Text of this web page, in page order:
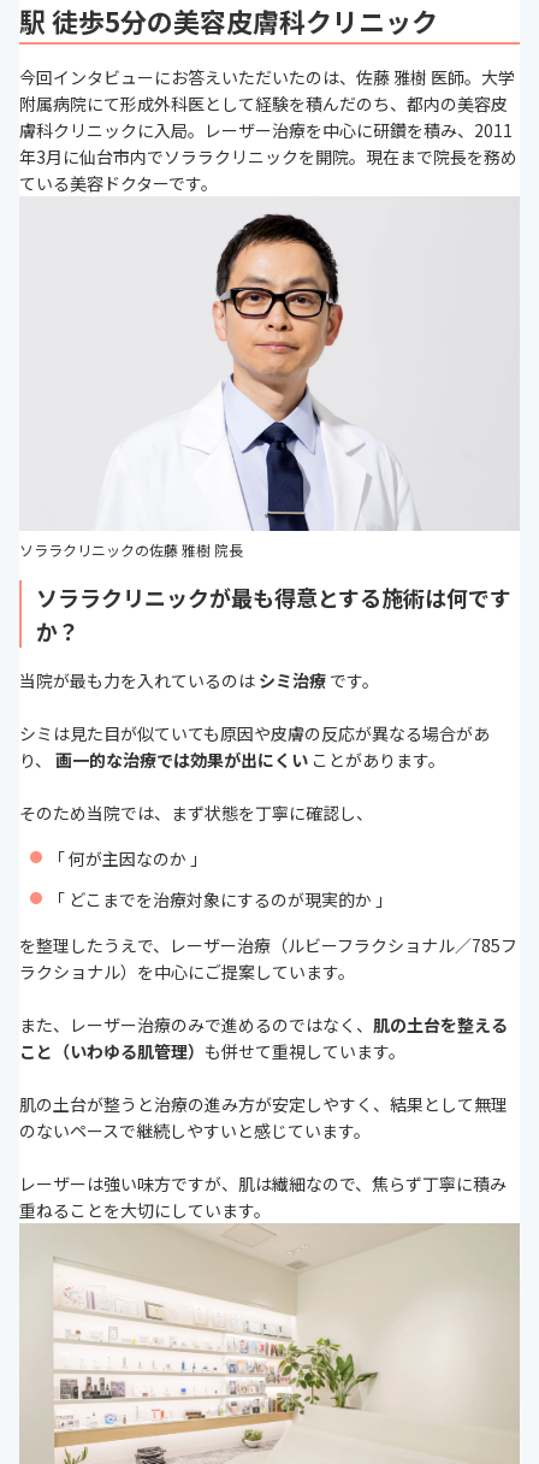
駅 徒歩5分の美容皮膚科クリニック
今回インタビューにお答えいただいたのは、佐藤 雅樹 医師。大学
附属病院にて形成外科医として経験を積んだのち、都内の美容皮
膚科クリニックに入局。レーザー治療を中心に研鑽を積み、2011
年3月に仙台市内でソララクリニックを開院。現在まで院長を務め
ている美容ドクターです。
ソララクリニックの佐藤 雅樹 院長
ソララクリニックが最も得意とする施術は何です
か？
当院が最も力を入れているのは シミ治療 です。
シミは見た目が似ていても原因や皮膚の反応が異なる場合があ
り、 画一的な治療では効果が出にくい ことがあります。
そのため当院では、まず状態を丁寧に確認し、
「 何が主因なのか 」
「 どこまでを治療対象にするのが現実的か 」
を整理したうえで、レーザー治療（ルビーフラクショナル／785フ
ラクショナル）を中心にご提案しています。
また、レーザー治療のみで進めるのではなく、 肌の土台を整える
こと（いわゆる肌管理） も併せて重視しています。
肌の土台が整うと治療の進み方が安定しやすく、結果として無理
のないペースで継続しやすいと感じています。
レーザーは強い味方ですが、肌は繊細なので、焦らず丁寧に積み
重ねることを大切にしています。